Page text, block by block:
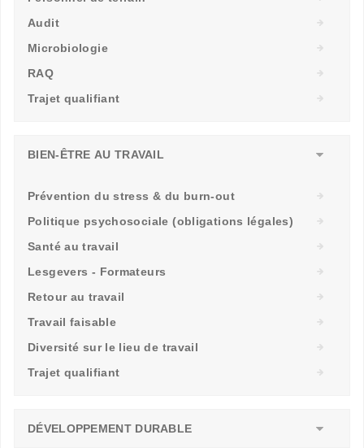
Audit
Microbiologie
RAQ
Trajet qualifiant
BIEN-ÊTRE AU TRAVAIL
Prévention du stress & du burn-out
Politique psychosociale (obligations légales)
Santé au travail
Lesgevers - Formateurs
Retour au travail
Travail faisable
Diversité sur le lieu de travail
Trajet qualifiant
DÉVELOPPEMENT DURABLE